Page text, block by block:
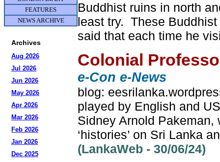
FEATURES
NEWS ARCHIVE
Archives
Aug 2026
Jul 2026
Jun 2026
May 2026
Apr 2026
Mar 2026
Feb 2026
Jan 2026
Dec 2025
Buddhist ruins in north
least try. These
said that each time he
Colonial
e-Con e-News
blog:
played by English and
Sidney Arnold
‘histories’ on Sri Lanka
(LankaWeb - 30/06/24)